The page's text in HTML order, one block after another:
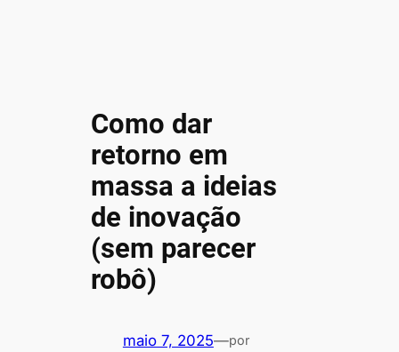
Como dar
retorno em
massa a ideias
de inovação
(sem parecer
robô)
maio 7, 2025—por